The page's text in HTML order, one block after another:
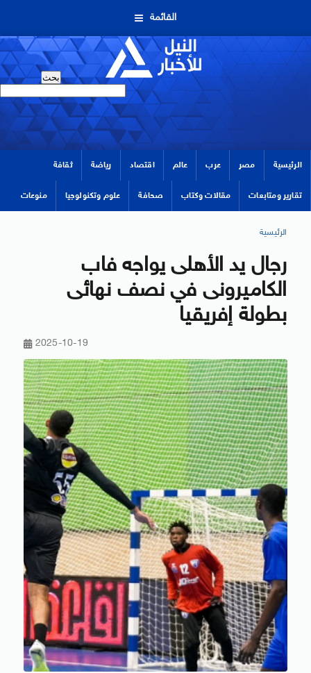
القائمة
الرئيسية مصر عرب عالم اقتصاد رياضة ثقافة
تقارير ومتابعات مقالات وكتاب صحافة علوم وتكنولوجيا منوعات
الرئيسية
رجال يد الأهلى يواجه فاب
الكاميرونى في نصف نهائى
بطولة إفريقيا
2025-10-19